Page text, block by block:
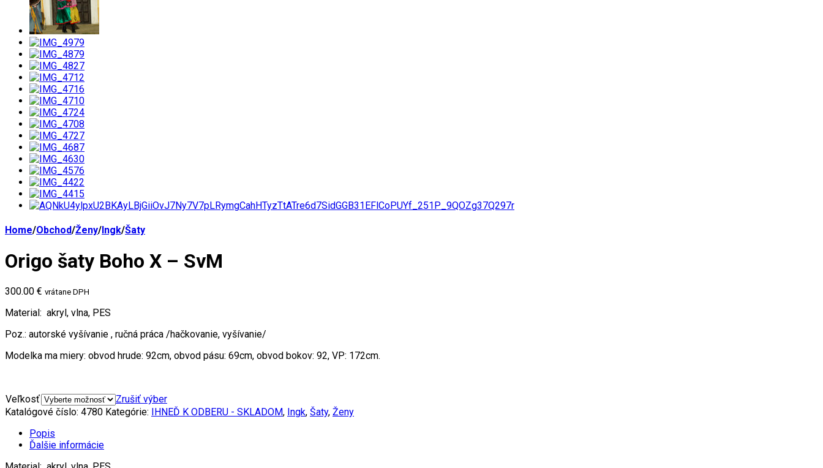
Home/Obchod/Ženy/ Ingk/Šaty
Origo šaty Boho X – SvM
300.00 € vrátane DPH
Material: akryl, vlna, PES
Poz.: autorské vyšívanie , ručná práca /hačkovanie, vyšívanie/
Modelka ma miery: obvod hrude: 92cm, obvod pásu: 69cm, obvod bokov: 92, VP: 172cm.
Veľkosť
Zrušiť výber
Katalógové číslo: 4780 Kategórie: IHNEĎ K ODBERU - SKLADOM, Ingk, Šaty, Ženy
Popis
Ďalšie informácie